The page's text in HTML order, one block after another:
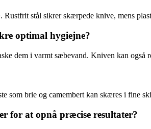
stål sikrer skærpede knive, mens
optimal hygiejne?
dem i varmt sæbevand. Kniven kan også
brie og camembert kan skæres i fine
for at opnå præcise resultater?